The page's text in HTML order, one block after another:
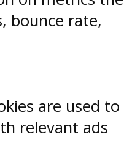
bounce rate,
are used to
relevant ads